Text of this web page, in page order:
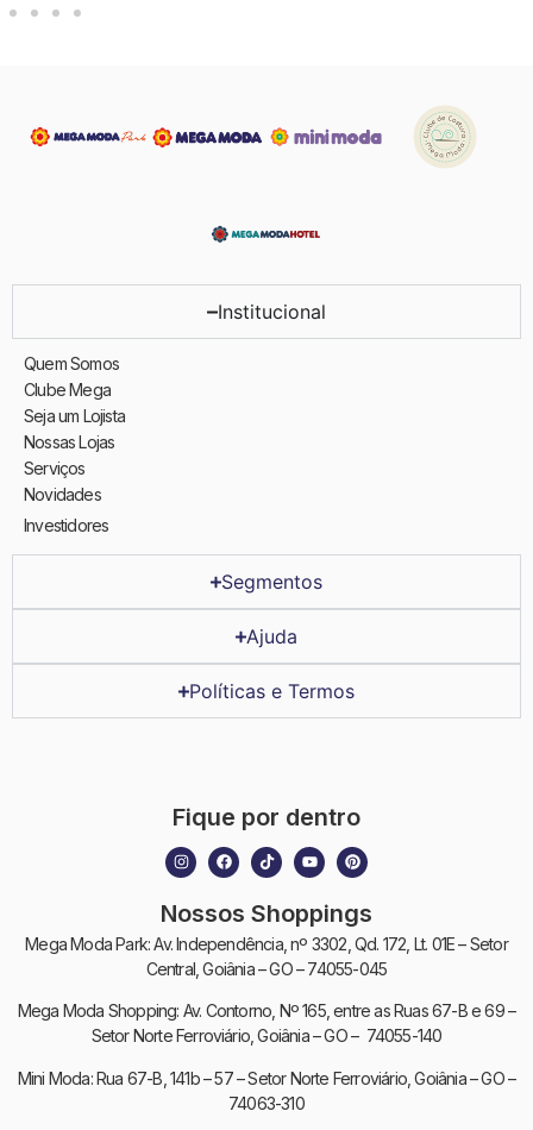
Institucional
Quem Somos
Clube Mega
Seja um Lojista
Nossas Lojas
Serviços
Novidades
Investidores
Segmentos
Ajuda
Políticas e Termos
Fique por dentro
Nossos Shoppings
Mega Moda Park: Av. Independência, nº 3302, Qd. 172, Lt. 01E – Setor
Central, Goiânia – GO – 74055-045
Mega Moda Shopping: Av. Contorno, Nº 165, entre as Ruas 67-B e 69 –
Setor Norte Ferroviário, Goiânia – GO – 74055-140
Mini Moda: Rua 67-B, 141b – 57 – Setor Norte Ferroviário, Goiânia – GO –
74063-310